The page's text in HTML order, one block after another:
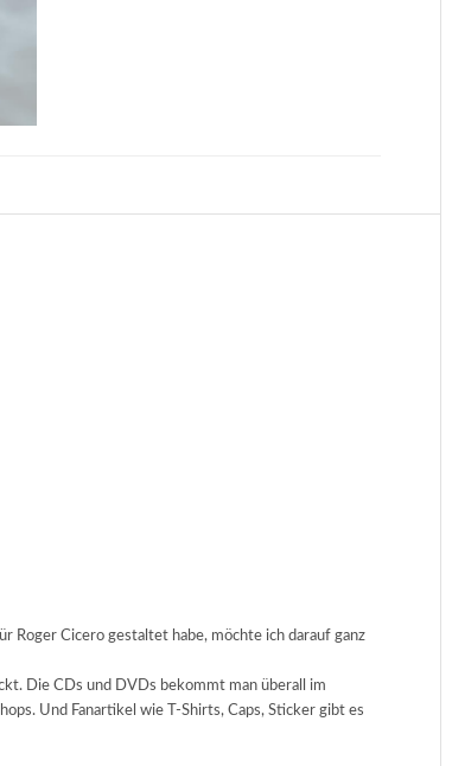
Roger Cicero gestaltet habe, möchte ich darauf ganz
Die CDs und DVDs bekommt man überall im
Und Fanartikel wie T-Shirts, Caps, Sticker gibt es